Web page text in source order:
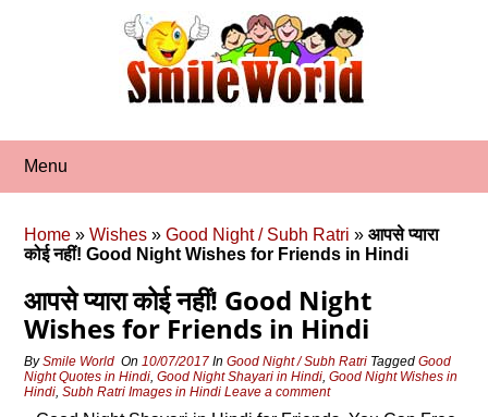
Menu
Home »Wishes »Good Night / Subh Ratri »आपसे प्‍यारा
कोई नहीं! Good Night Wishes for Friends in Hindi
आपसे प्‍यारा कोई नहीं! Good Night
Wishes for Friends in Hindi
BySmile World On10/07/2017 InGood Night / Subh Ratri TaggedGood
Night Quotes in Hindi,Good Night Shayari in Hindi,Good Night Wishes in
Hindi,Subh Ratri Images in Hindi Leave a comment